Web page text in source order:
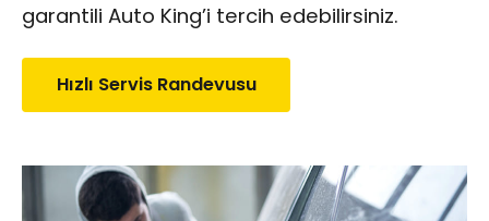
garantili Auto King’i tercih edebilirsiniz.
Hızlı Servis Randevusu